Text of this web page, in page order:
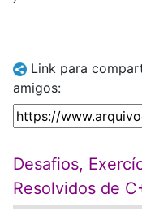
Link para
amigos:
Desafios,
Resolvidos de